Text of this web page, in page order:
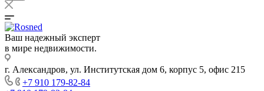
Ваш надежный эксперт
в мире недвижимости.
г. Александров, ул. Институтская дом 6, корпус 5, офис 215
+7 910 179-82-84